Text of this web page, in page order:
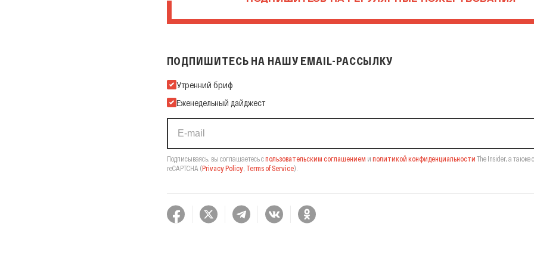
ПОДПИШИТЕСЬ НА НАШУ EMAIL-РАССЫЛКУ
Подпишитесь на нашу Email-рассылку
Утренний бриф
Еженедельный дайджест
Подписываясь, вы соглашаетесь спользовательским соглашением и политикой конфиденциальности The Insider, а также
reCAPTCHA (Privacy Policy, Terms of Service).